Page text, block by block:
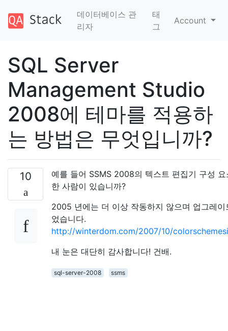
데이터베이스 관
리자
태
그
Account
SQL Server
Management Studio
2008에 테마를 적용하
는 방법은 무엇입니까?
10
예를 들어 SSMS 2008의 텍스트 편집기 구성
한 사람이 있습니까?
2005 년에는 더 이상 작동하지 않으며 업그레
었습니다.
http://winterdom.com/2007/10/
내 눈은 대단히 감사합니다! 건배.
sql-server-2008 ssms